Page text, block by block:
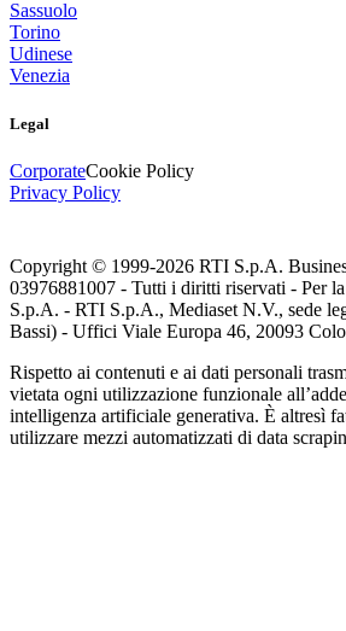
Sassuolo
Torino
Udinese
Venezia
Legal
CorporateCookie Policy
Privacy Policy
Copyright © 1999-2026 RTI S.p.A.
03976881007 - Tutti i diritti riservati - Per
S.p.A. - RTI S.p.A., Mediaset N.V., sede
Bassi) - Uffici Viale Europa 46, 20093
Rispetto ai contenuti e ai dati personali
vietata ogni utilizzazione funzionale
intelligenza artificiale generativa. È altresì
utilizzare mezzi automatizzati di data